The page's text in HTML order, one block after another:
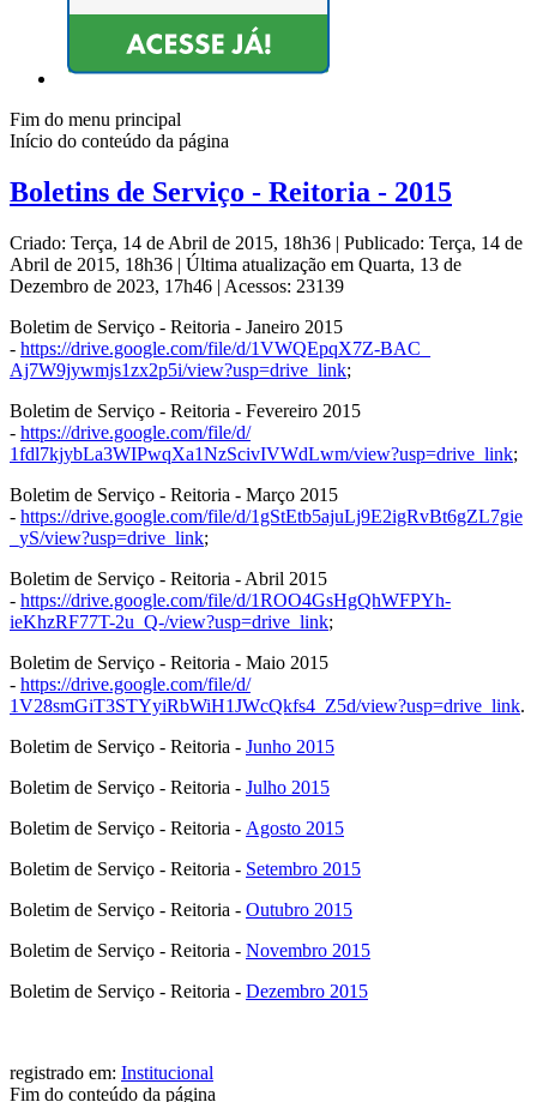
Fim do menu principal
Início do conteúdo da página
Boletins de Serviço - Reitoria - 2015
Criado: Terça, 14 de Abril de 2015, 18h36 | Publicado: Terça, 14 de
Abril de 2015, 18h36 | Última atualização em Quarta, 13 de
Dezembro de 2023, 17h46 | Acessos: 23139
Boletim de Serviço - Reitoria - Janeiro 2015
- https://drive.google.com/file/d/1VWQEpqX7Z-BAC_
Aj7W9jywmjs1zx2p5i/view?usp=drive_link;
Boletim de Serviço - Reitoria - Fevereiro 2015
- https://drive.google.com/file/d/
1fdl7kjybLa3WIPwqXa1NzScivIVWdLwm/view?usp=drive_link;
Boletim de Serviço - Reitoria - Março 2015
- https://drive.google.com/file/d/1gStEtb5ajuLj9E2igRvBt6gZL7gie
_yS/view?usp=drive_link;
Boletim de Serviço - Reitoria - Abril 2015
- https://drive.google.com/file/d/1ROO4GsHgQhWFPYh-
ieKhzRF77T-2u_Q-/view?usp=drive_link;
Boletim de Serviço - Reitoria - Maio 2015
- https://drive.google.com/file/d/
1V28smGiT3STYyiRbWiH1JWcQkfs4_ Z5d/view?usp=drive_link.
Boletim de Serviço - Reitoria - Junho 2015
Boletim de Serviço - Reitoria - Julho 2015
Boletim de Serviço - Reitoria - Agosto 2015
Boletim de Serviço - Reitoria - Setembro 2015
Boletim de Serviço - Reitoria - Outubro 2015
Boletim de Serviço - Reitoria - Novembro 2015
Boletim de Serviço - Reitoria - Dezembro 2015
registrado em: Institucional
Fim do conteúdo da página